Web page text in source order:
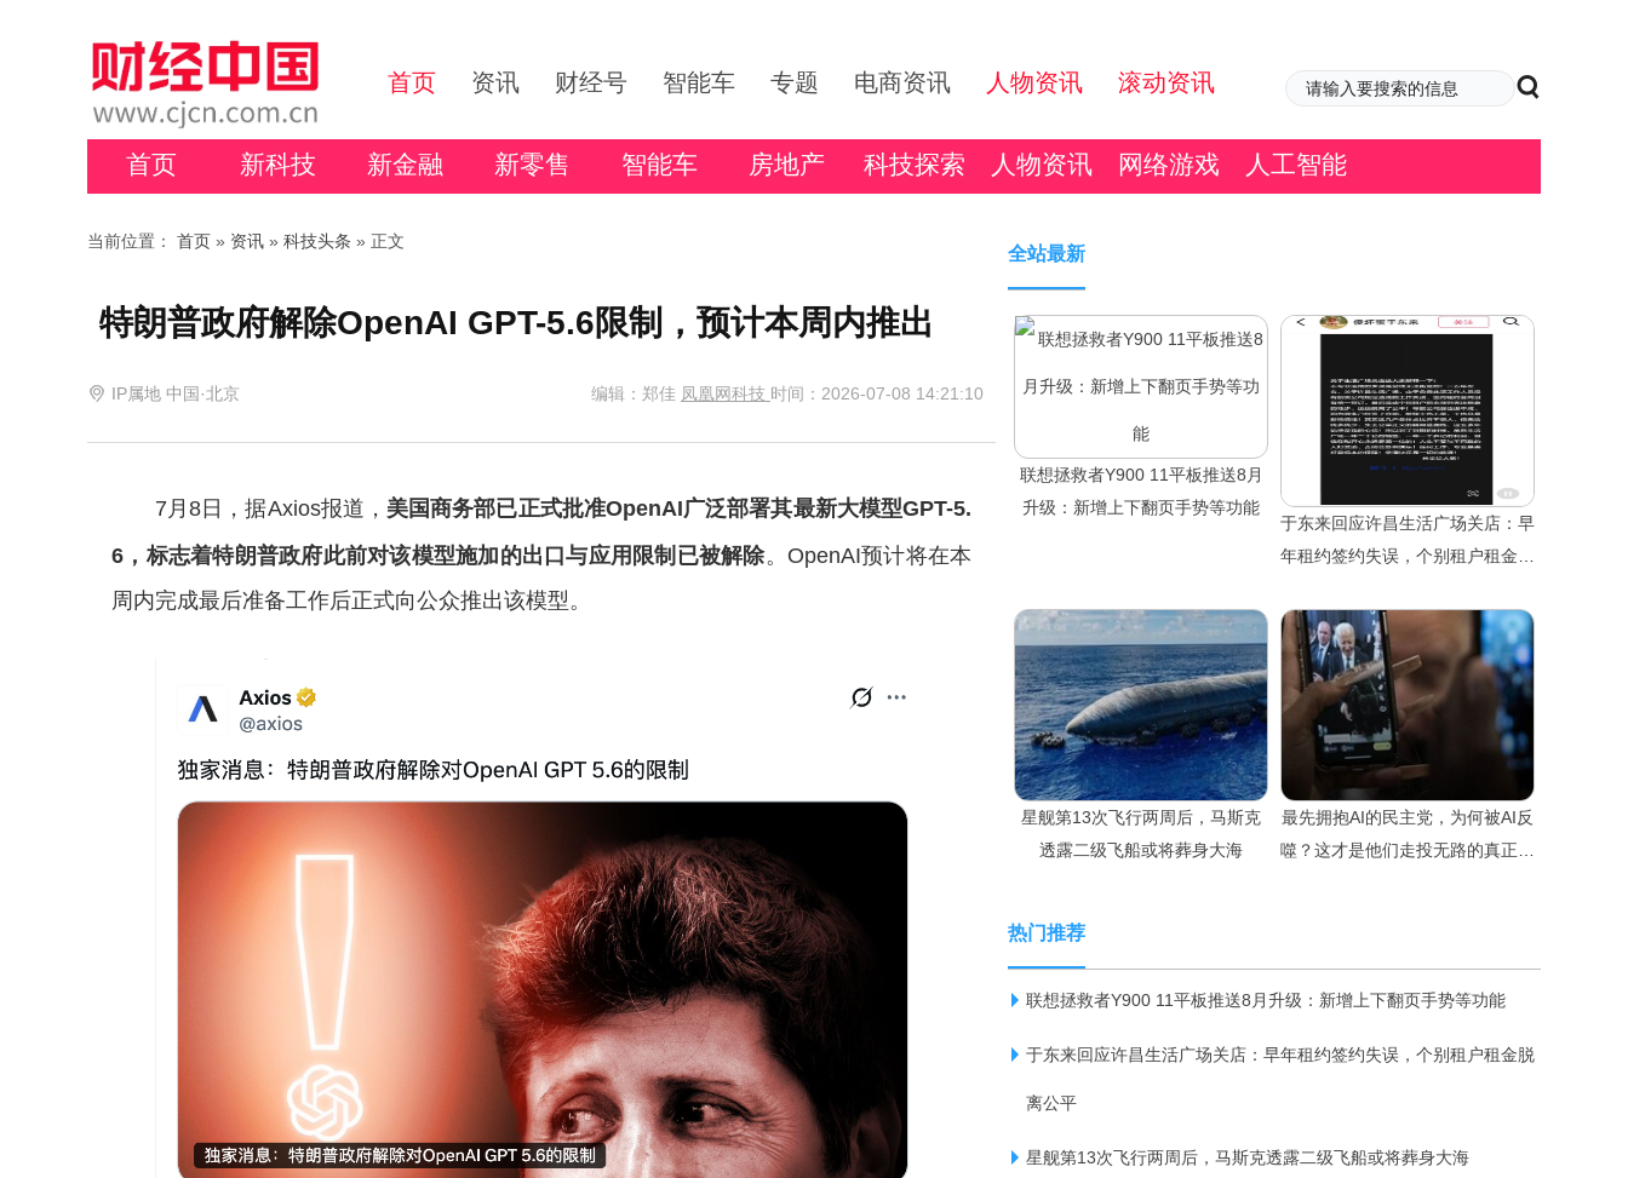
首页 资讯 财经号 智能车 专题 电商资讯 人物资讯 滚动资讯
首页 新科技 新金融 新零售 智能车 房地产 科技探索 人物资讯 网络游戏 人工智能
当前位置： 首页 » 资讯 » 科技头条 » 正文
特朗普政府解除OpenAI GPT-5.6限制，预计本周内推出
IP属地 中国·北京 编辑：郑佳 凤凰网科技 时间：2026-07-08 14:21:10
7月8日，据Axios报道， 美国商务部已正式批准OpenAI广泛部署其最新大模型GPT-5.
6，标志着特朗普政府此前对该模型施加的出口与应用限制已被解除。OpenAI预计将在本
周内完成最后准备工作后正式向公众推出该模型。
全站最新
联想拯救者Y900 11平板推送8月
升级：新增上下翻页手势等功能
于东来回应许昌生活广场关店：早
年租约签约失误，个别租户租金脱
星舰第13次飞行两周后，马斯克
透露二级飞船或将葬身大海
最先拥抱AI的民主党，为何被AI反
噬？这才是他们走投无路的真正原
热门推荐
联想拯救者Y900 11平板推送8月升级：新增上下翻页手势等功能
于东来回应许昌生活广场关店：早年租约签约失误，个别租户租金脱
离公平
星舰第13次飞行两周后，马斯克透露二级飞船或将葬身大海